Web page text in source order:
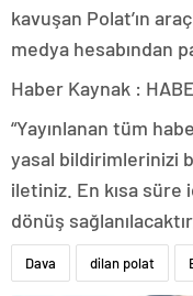
kavuşan Polat’ın
medya hesabından
Haber Kaynak :
“Yayınlanan tüm
yasal bildirimlerinizi
iletiniz. En kısa
dönüş
Dava dilan polat